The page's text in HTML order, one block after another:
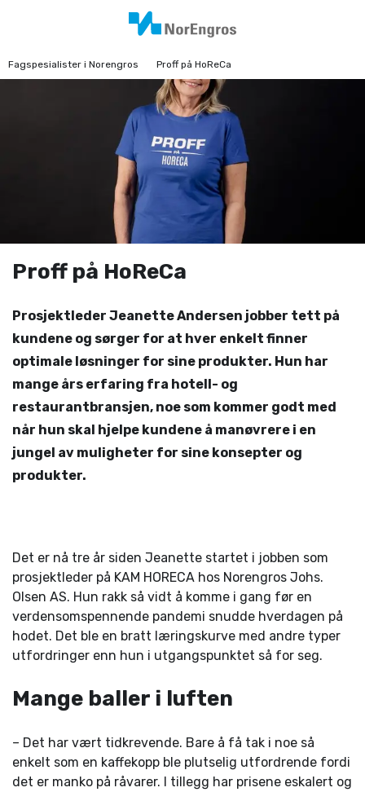
Fagspesialister i Norengros Proff på HoReCa
Proff på HoReCa
Prosjektleder Jeanette Andersen jobber tett på
kundene og sørger for at hver enkelt finner
optimale løsninger for sine produkter. Hun har
mange års erfaring fra hotell- og
restaurantbransjen, noe som kommer godt med
når hun skal hjelpe kundene å manøvrere i en
jungel av muligheter for sine konsepter og
produkter.
Det er nå tre år siden Jeanette startet i jobben som
prosjektleder på KAM HORECA hos Norengros Johs.
Olsen AS. Hun rakk så vidt å komme i gang før en
verdensomspennende pandemi snudde hverdagen på
hodet. Det ble en bratt læringskurve med andre typer
utfordringer enn hun i utgangspunktet så for seg.
Mange baller i luften
– Det har vært tidkrevende. Bare å få tak i noe så
enkelt som en kaffekopp ble plutselig utfordrende fordi
det er manko på råvarer. I tillegg har prisene eskalert og